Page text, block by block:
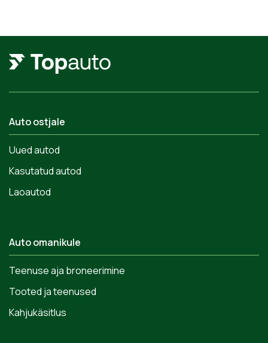
Auto ostjale
Uued autod
Kasutatud autod
Laoautod
Auto omanikule
Teenuse aja broneerimine
Tooted ja teenused
Kahjukäsitlus